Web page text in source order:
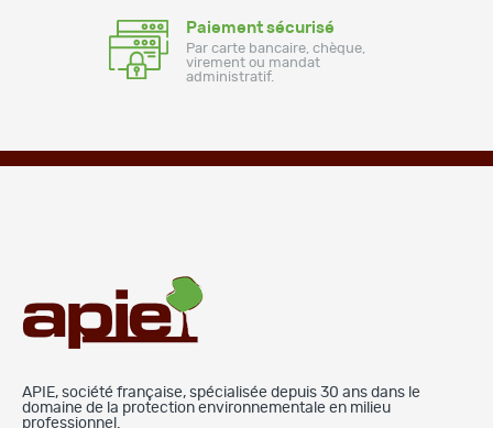
Paiement sécurisé
Par carte bancaire, chèque,
virement ou mandat
administratif.
APIE, société française, spécialisée depuis 30 ans dans le
domaine de la protection environnementale en milieu
professionnel.